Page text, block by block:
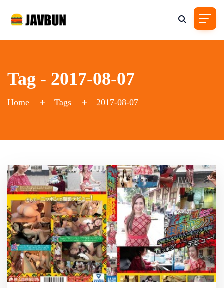
Tag - 2017-08-07
Home Tags 2017-08-07